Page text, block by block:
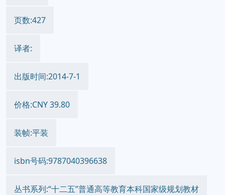
页数:427
译者:
出版时间:2014-7-1
价格:CNY 39.80
装帧:平装
isbn号码:9787040396638
丛书系列:“十二五”普通高等教育本科国家级规划教材